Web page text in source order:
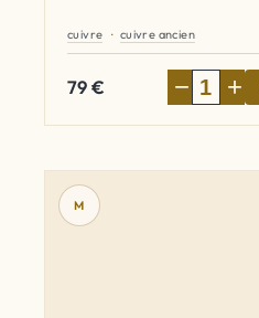
cuivre cuivre ancien
79€ − +
M